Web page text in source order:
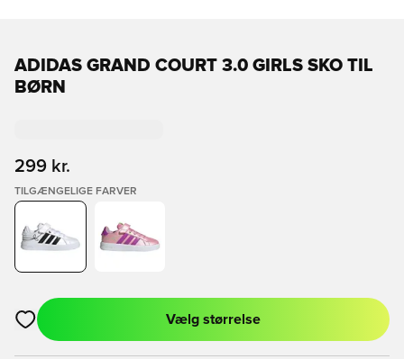
ADIDAS GRAND COURT 3.0 GIRLS SKO TIL
BØRN
299 kr.
TILGÆNGELIGE FARVER
Åbner en Modal til at logge ind eller tilmelde dig som medlem
Vælg størrelse